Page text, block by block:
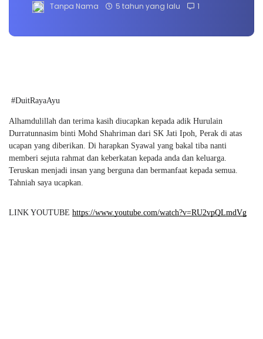
Tanpa Nama 5 tahun yang lalu 1
#DuitRayaAyu
Alhamdulillah dan terima kasih diucapkan kepada adik Hurulain
Durratunnasim binti Mohd Shahriman dari SK Jati Ipoh, Perak di atas
ucapan yang diberikan. Di harapkan Syawal yang bakal tiba nanti
memberi sejuta rahmat dan keberkatan kepada anda dan keluarga.
Teruskan menjadi insan yang berguna dan bermanfaat kepada semua.
Tahniah saya ucapkan.
LINK YOUTUBE https://www.youtube.com/watch?v=RU2vpQLmdVg